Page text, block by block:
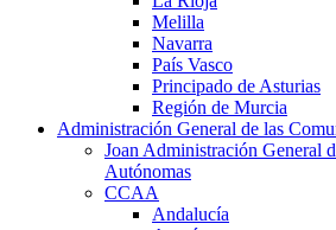
Melilla
Navarra
País Vasco
Principado de Asturias
Región de Murcia
Administración General de las
Joan Administración General
Autónomas
CCAA
Andalucía